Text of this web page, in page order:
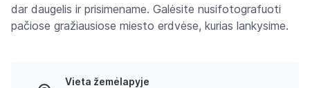
dar daugelis ir prisimename. Galėsite nusifotografuoti
pačiose gražiausiose miesto erdvėse, kurias lankysime.
Vieta žemėlapyje